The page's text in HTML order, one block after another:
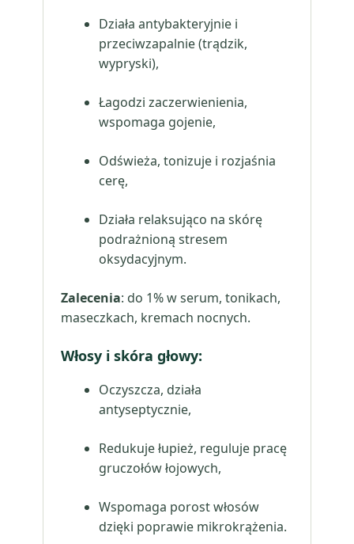
Działa antybakteryjnie i
przeciwzapalnie (trądzik,
wypryski),
Łagodzi zaczerwienienia,
wspomaga gojenie,
Odświeża, tonizuje i rozjaśnia
cerę,
Działa relaksująco na skórę
podrażnioną stresem
oksydacyjnym.
Zalecenia: do 1% w serum, tonikach,
maseczkach, kremach nocnych.
Włosy i skóra głowy:
Oczyszcza, działa
antyseptycznie,
Redukuje łupież, reguluje pracę
gruczołów łojowych,
Wspomaga porost włosów
dzięki poprawie mikrokrążenia.